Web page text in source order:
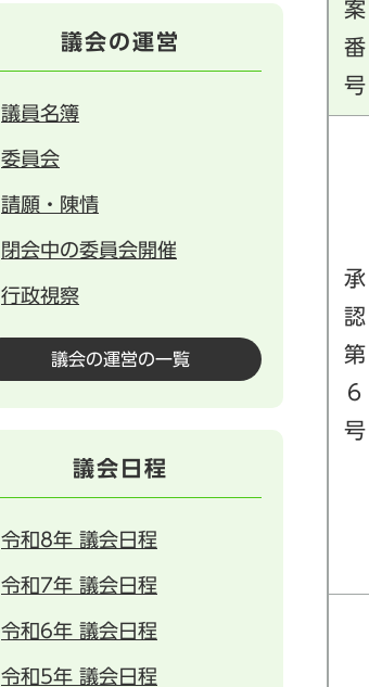
案
番
号
承
認
第
6
号
議会の運営
議員名簿
委員会
請願・陳情
閉会中の委員会開催
行政視察
議会の運営の一覧
議会日程
令和8年 議会日程
令和7年 議会日程
令和6年 議会日程
令和5年 議会日程